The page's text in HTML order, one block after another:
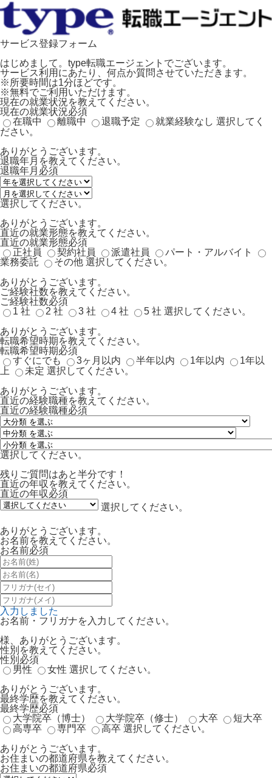
サービス登録フォーム
はじめまして。type転職エージェントでございます。
サービス利用にあたり、何点か質問させていただきます。
※所要時間は1分ほどです。
※無料でご利用いただけます。
現在の就業状況を教えてください。
現在の就業状況必須
在職中
離職中 退職予定 就業経験なし 選択してく
ださい。
ありがとうございます。
退職年月を教えてください。
退職年月 必須
選択してください。
ありがとうございます。
直近の就業形態を教えてください。
直近の就業形態必須
正社員
契約社員 派遣社員
パート・アルバイト
業務委託
その他 選択してください。
ありがとうございます。
ご経験社数を教えてください。
ご経験社数必須
1 社
2 社 3 社 4 社 5 社 選択してください。
ありがとうございます。
転職希望時期を教えてください。
転職希望時期必須
すぐにでも
3ヶ月以内 半年以内 1年以内
1年以
上
未定 選択してください。
ありがとうございます。
直近の経験職種を教えてください。
直近の経験職種必須
選択してください。
残りご質問はあと半分です！
直近の年収を教えてください。
直近の年収必須
選択してください。
ありがとうございます。
お名前を教えてください。
お名前必須
入力しました
お名前・フリガナを入力してください。
様、ありがとうございます。
性別を教えてください。
性別 必須
男性
女性 選択してください。
ありがとうございます。
最終学歴を教えてください。
最終学歴必須
大学院卒（博士）
大学院卒（修士） 大卒
短大卒
高専卒
専門卒 高卒 選択してください。
ありがとうございます。
お住まいの都道府県を教えてください。
お住まいの都道府県必須